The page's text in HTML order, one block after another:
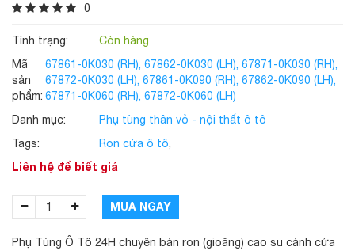
0
Tình trạng:
Còn hàng
Mã
sản
phẩm:
67861-0K030 (RH), 67862-0K030 (LH), 67871-0K030 (RH),
67872-0K030 (LH), 67861-0K090 (RH), 67862-0K090 (LH),
67871-0K060 (RH), 67872-0K060 (LH)
Danh mục:
Phụ tùng thân vỏ - nội thất ô tô
Tags:
Ron cửa ô tô,
Liên hệ để biết giá
MUA NGAY
Phụ Tùng Ô Tô 24H chuyên bán ron (gioăng) cao su cánh cửa